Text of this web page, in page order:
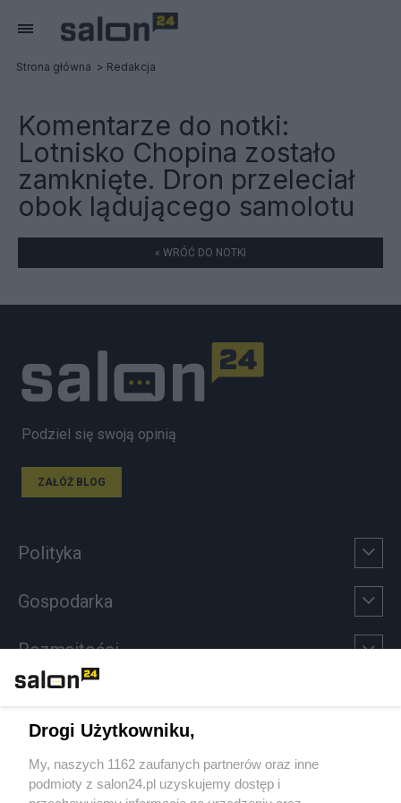
Strona główna Redakcja
Komentarze do notki:
Lotnisko Chopina zostało
zamknięte. Dron przeleciał
obok lądującego samolotu
« WRÓĆ DO NOTKI
Podziel się swoją opinią
ZAŁÓŻ BLOG
Polityka
Gospodarka
Rozmaitości
Sport
Społeczeństwo
Drogi Użytkowniku,
My, naszych 1162 zaufanych partnerów oraz inne
podmioty z salon24.pl uzyskujemy dostęp i